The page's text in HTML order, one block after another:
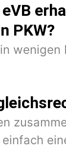
PKW?
wenigen